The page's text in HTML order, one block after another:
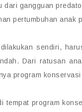
dari gangguan
pertumbuhan anak
sendiri,
Dari ratusan
program
tempat program